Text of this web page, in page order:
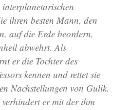
ihren besten Mann, den
auf die Erde beordern,
abwehrt. Als
er die Tochter des
kennen und rettet sie
Nachstellungen von Gulik.
er mit der ihm